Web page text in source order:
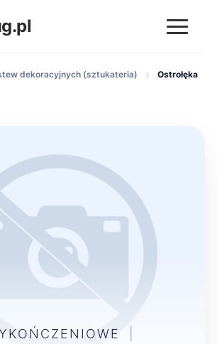
dekoracyjnych (sztukateria) Ostrołęka